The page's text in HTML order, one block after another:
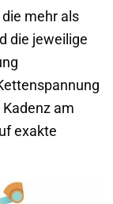
mehr als
die jeweilige
am
exakte